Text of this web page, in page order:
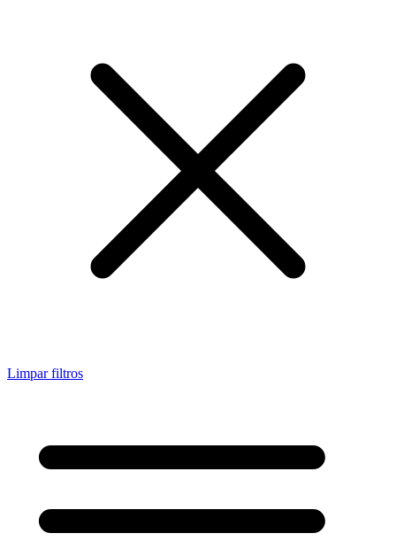
Limpar filtros